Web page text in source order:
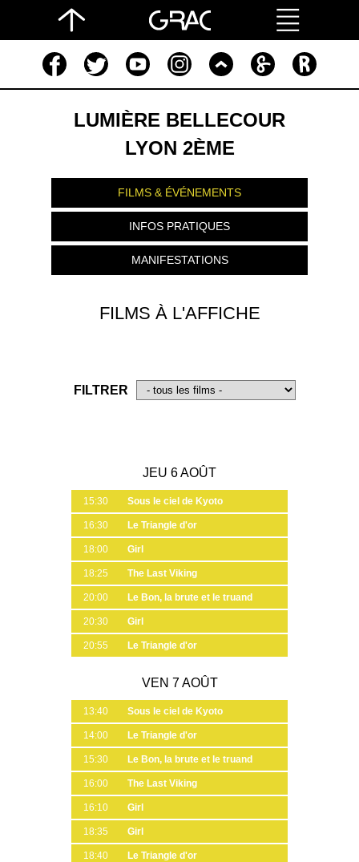
LUMIÈRE BELLECOUR
LYON 2ÈME
FILMS & ÉVÉNEMENTS
INFOS PRATIQUES
MANIFESTATIONS
FILMS À L'AFFICHE
FILTRER
JEU 6 AOÛT
15:30 Sous le ciel de Kyoto
16:30 Le Triangle d'or
18:00 Girl
18:25 The Last Viking
20:00 Le Bon, la brute et le truand
20:30 Girl
20:55 Le Triangle d'or
VEN 7 AOÛT
13:40 Sous le ciel de Kyoto
14:00 Le Triangle d'or
15:30 Le Bon, la brute et le truand
16:00 The Last Viking
16:10 Girl
18:35 Girl
18:40 Le Triangle d'or